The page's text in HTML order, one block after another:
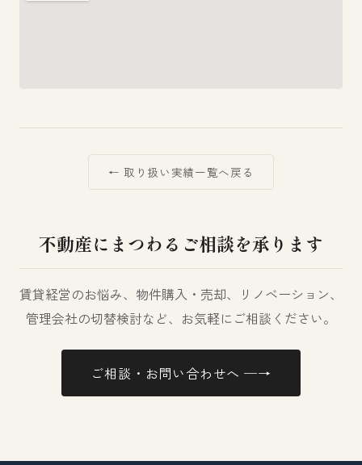
← 取り扱い実績一覧へ戻る
不動産にまつわるご相談を承ります
賃貸経営のお悩み、物件購入・売却、リノベーション、
管理会社の切替検討など、お気軽にご相談ください。
ご相談・お問い合わせへ ─→